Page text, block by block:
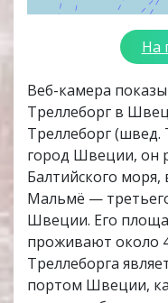
На
Веб-камера
Треллеборг в
Треллеборг
город Швеции, он
Балтийского моря,
Мальмё —
Швеции. Его
проживают около
Треллеборга
портом Швеции,